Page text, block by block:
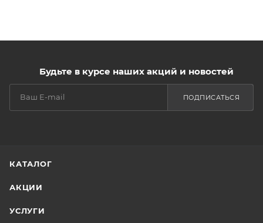
Будьте в курсе наших акций и новостей
ПОДПИСАТЬСЯ
КАТАЛОГ
АКЦИИ
УСЛУГИ